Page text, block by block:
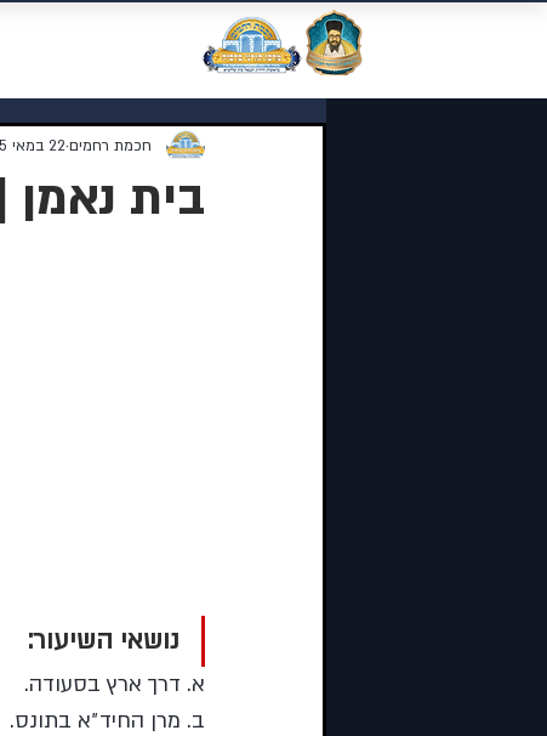
בית נאמן
חכמת רחמים 22 במאי 2025
נושאי השיעור:
א. דרך ארץ בסעודה.
ב. מרן החיד״א בתונס.